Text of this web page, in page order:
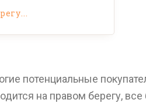
потенциальные
на правом берегу,